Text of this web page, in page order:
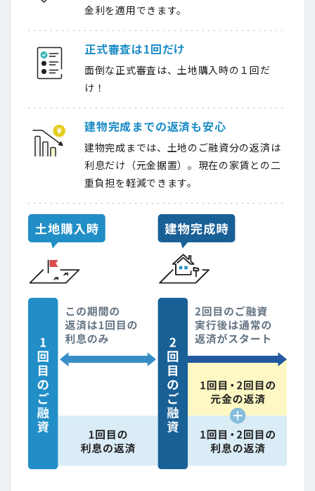
金利を適用できます。
正式審査は1回だけ
面倒な正式審査は、土地購入時の１回だ
け！
建物完成までの返済も安心
建物完成までは、土地のご融資分の返済は
利息だけ（元金据置）。現在の家賃との二
重負担を軽減できます。